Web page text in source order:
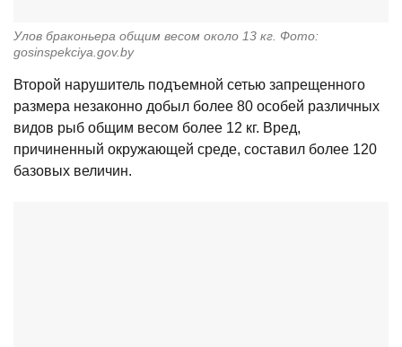
Улов браконьера общим весом около 13 кг. Фото:
gosinspekciya.gov.by
Второй нарушитель подъемной сетью запрещенного
размера незаконно добыл более 80 особей различных
видов рыб общим весом более 12 кг. Вред,
причиненный окружающей среде, составил более 120
базовых величин.